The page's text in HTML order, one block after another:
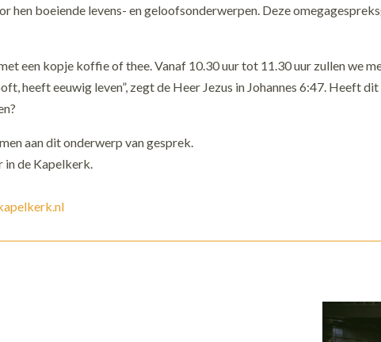
hen boeiende levens- en geloofsonderwerpen. Deze
een kopje koffie of thee. Vanaf 10.30 uur tot 11.30 uur zullen we
heeft eeuwig leven”, zegt de Heer Jezus in Johannes 6:47. Heeft
aan dit onderwerp van gesprek.
in de Kapelkerk.